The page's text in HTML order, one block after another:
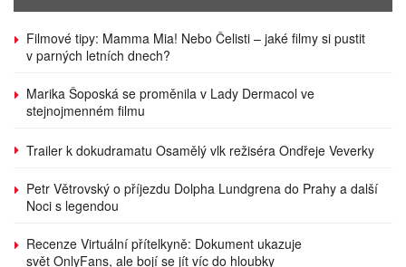
Filmové tipy: Mamma Mia! Nebo Čelisti – jaké filmy si pustit
v parných letních dnech?
Marika Šoposká se proměnila v Lady Dermacol ve
stejnojmenném filmu
Trailer k dokudramatu Osamělý vlk režiséra Ondřeje Veverky
Petr Větrovský o příjezdu Dolpha Lundgrena do Prahy a další
Noci s legendou
Recenze Virtuální přítelkyně: Dokument ukazuje
svět OnlyFans, ale bojí se jít víc do hloubky